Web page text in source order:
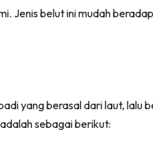
Jenis belut ini mudah
yang berasal dari laut,
sebagai berikut: